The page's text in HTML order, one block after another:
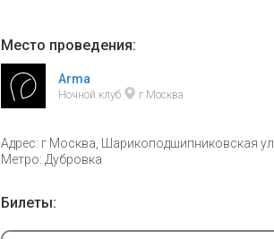
Место проведения:
Arma
Ночной клуб г Москва
Адрес: г Москва, Шарикоподшипниковская
Метро: Дубровка
Билеты: